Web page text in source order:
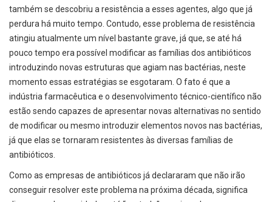
também se descobriu a resistência a esses agentes, algo que já
perdura há muito tempo. Contudo, esse problema de resistência
atingiu atualmente um nível bastante grave, já que, se até há
pouco tempo era possível modificar as famílias dos antibióticos
introduzindo novas estruturas que agiam nas bactérias, neste
momento essas estratégias se esgotaram. O fato é que a
indústria farmacêutica e o desenvolvimento técnico-científico não
estão sendo capazes de apresentar novas alternativas no sentido
de modificar ou mesmo introduzir elementos novos nas bactérias,
já que elas se tornaram resistentes às diversas famílias de
antibióticos.
Como as empresas de antibióticos já declararam que não irão
conseguir resolver este problema na próxima década, significa